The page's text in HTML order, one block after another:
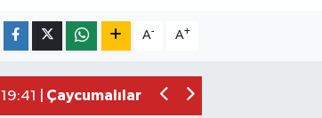
A- A+
22:58 |Eski Bakan Tınaz Titiz, Çaycuma'yı
22:49 |Diploma dönemi bitiyor, mikro-
19:41 | Çaycumalılar Derneği’nden GMİS’e